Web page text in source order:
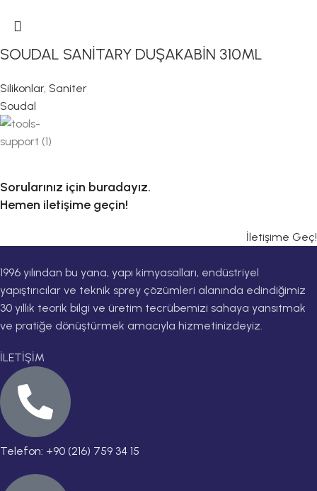
SOUDAL SANİTARY DUŞAKABİN 310ML
Silikonlar, Saniter
Soudal
Sorularınız için buradayız.
Hemen iletişime geçin!
İletişime Geç!
1996 yılından bu yana, yapı kimyasalları, endüstriyel
yapıştırıcılar ve teknik sprey çözümleri alanında edindiğimiz
30 yıllık teorik bilgi ve üretim tecrübemizi sahaya yansıtmak
ve pratiğe dönüştürmek amacıyla hizmetinizdeyiz.
İLETİŞİM
Telefon: +90 (216) 759 34 15